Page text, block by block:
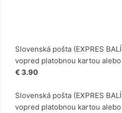
Slovenská pošta (EXPRES
vopred platobnou kartou
€ 3.90
Slovenská pošta (EXPRES
vopred platobnou kartou